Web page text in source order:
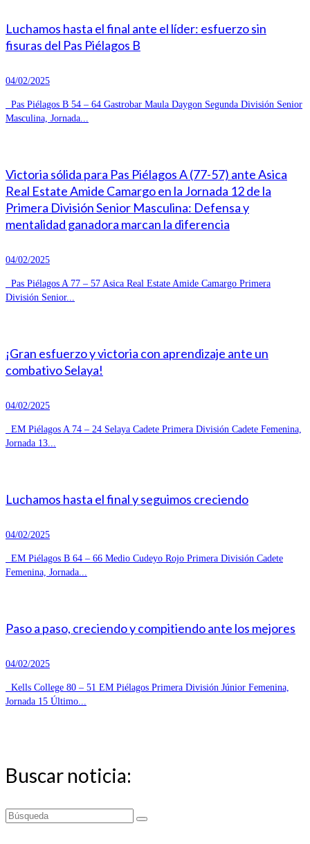
Luchamos hasta el final ante el líder: esfuerzo sin
fisuras del Pas Piélagos B
04/02/2025
Pas Piélagos B 54 – 64 Gastrobar Maula Daygon Segunda División Senior
Masculina, Jornada...
Victoria sólida para Pas Piélagos A (77-57) ante Asica
Real Estate Amide Camargo en la Jornada 12 de la
Primera División Senior Masculina: Defensa y
mentalidad ganadora marcan la diferencia
04/02/2025
Pas Piélagos A 77 – 57 Asica Real Estate Amide Camargo Primera
División Senior...
¡Gran esfuerzo y victoria con aprendizaje ante un
combativo Selaya!
04/02/2025
EM Piélagos A 74 – 24 Selaya Cadete Primera División Cadete Femenina,
Jornada 13...
Luchamos hasta el final y seguimos creciendo
04/02/2025
EM Piélagos B 64 – 66 Medio Cudeyo Rojo Primera División Cadete
Femenina, Jornada...
Paso a paso, creciendo y compitiendo ante los mejores
04/02/2025
Kells College 80 – 51 EM Piélagos Primera División Júnior Femenina,
Jornada 15 Último...
Buscar noticia:
Buscar